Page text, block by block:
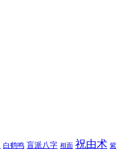
白鹤鸣 盲派八字 相面 祝由术 紫